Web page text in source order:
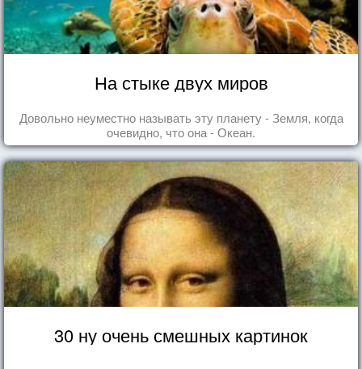
На стыке двух миров
Довольно неуместно называть эту планету - Земля, когда
очевидно, что она - Океан.
30 ну очень смешных картинок